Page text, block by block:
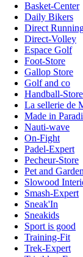
Basket-Center
Daily Bikers
Direct
Direct-Volley
Espace Golf
Foot-Store
Gallop Store
Golf and co
Handball-Store
La sellerie de
Made in
Nauti-wave
On-Fight
Padel-Expert
Pecheur-Store
Pet and Garden
Slowood
Smash-Expert
Sneak'In
Sneakids
Sport is good
Training-Fit
Trek-Expert